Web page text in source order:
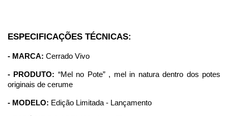
ESPECIFICAÇÕES TÉCNICAS:
- MARCA: Cerrado Vivo
- PRODUTO: “Mel no Pote” , mel in natura dentro dos potes
originais de cerume
- MODELO: Edição Limitada - Lançamento